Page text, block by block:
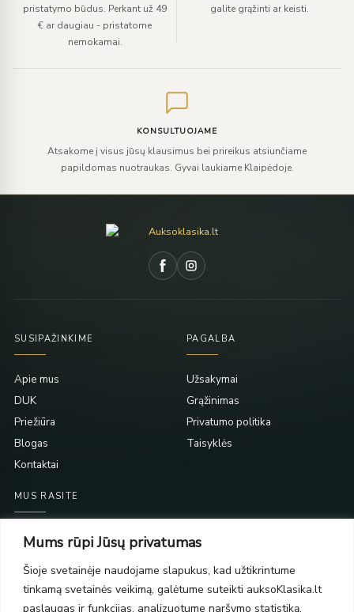
Mums rūpi Jūsų privatumas
Šioje svetainėje naudojame slapukus, kad užtikrintume
tinkamą svetainės veikimą, galėtume suteikti auksoKlasika.lt
paslaugas ir funkcijas, analizuotume naršymo statistiką,
pristatymo būdus. Perkant už 49
€ ar daugiau - pristatome
nemokamai.
galite grąžinti ar keisti.
KONSULTUOJAME
Atsakome į visus jūsų klausimus bei prireikus atsiunčiame
papildomas nuotraukas. Gyvai laukiame Klaipėdoje.
SUSIPAŽINKIME
Apie mus
DUK
Priežiūra
Blogas
Kontaktai
PAGALBA
Užsakymai
Grąžinimas
Privatumo politika
Taisyklės
MUS RASITE
Taikos pr. 139
PC Molas, Klaipėda
Taikos pr. 141
PC BIG 2, Klaipėda
Šilutės pl. 35